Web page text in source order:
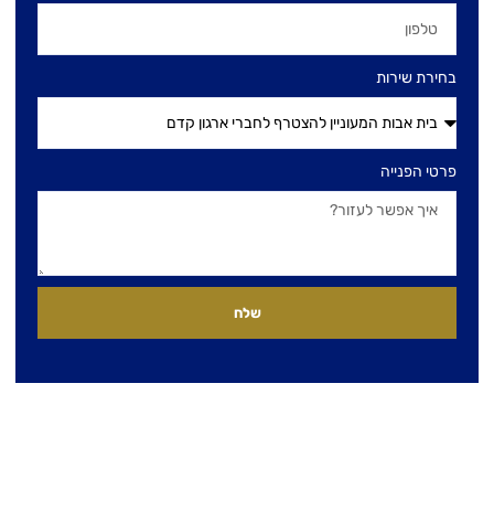
בחירת שירות
פרטי הפנייה
שלח